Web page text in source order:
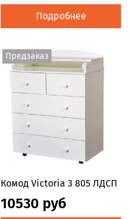
Подробнее
Предзаказ
Комод Victoria 3 805 ЛДСП
10530 руб